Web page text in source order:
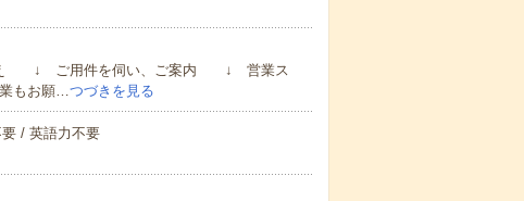
え ↓ ご用件を伺い、ご案内 ↓ 営業ス
もお願…つづきを見る
/ 英語力不要